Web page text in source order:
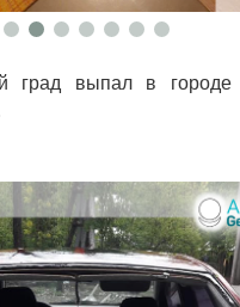
град выпал в городе